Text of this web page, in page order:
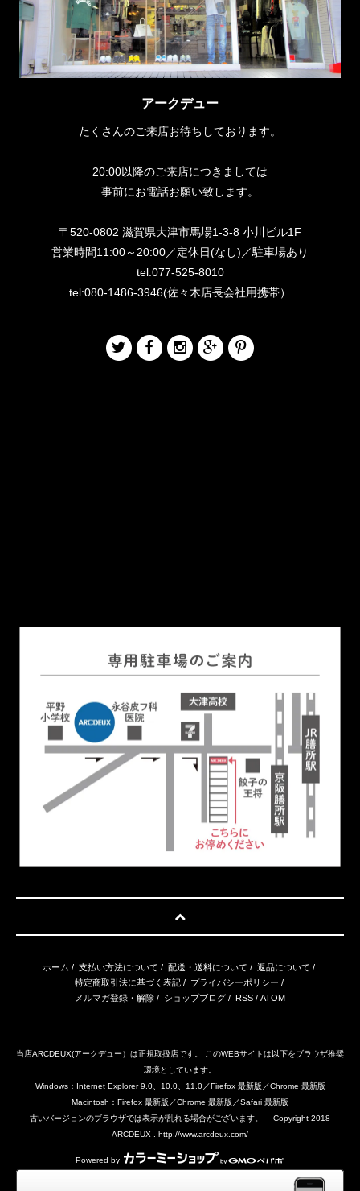
アークデュー
たくさんのご来店お待ちしております。
20:00以降のご来店につきましては
事前にお電話お願い致します。
〒520-0802 滋賀県大津市馬場1-3-8 小川ビル1F
営業時間11:00～20:00／定休日(なし)／駐車場あり
tel:077-525-8010
tel:080-1486-3946(佐々木店長会社用携帯）
ホーム / 支払い方法について / 配送・送料について / 返品について /
特定商取引法に基づく表記/ プライバシーポリシー /
メルマガ登録・解除 / ショップブログ / RSS / ATOM
当店ARCDEUX(アークデュー）は正規取扱店です。 このWEBサイトは以下をブラウザ推奨
環境としています。
Windows：Internet Explorer 9.0、10.0、11.0／Firefox 最新版／Chrome 最新版
Macintosh：Firefox 最新版／Chrome 最新版／Safari 最新版
古いバージョンのブラウザでは表示が乱れる場合がございます。 Copyright 2018
ARCDEUX . http://www.arcdeux.com/
Powered by